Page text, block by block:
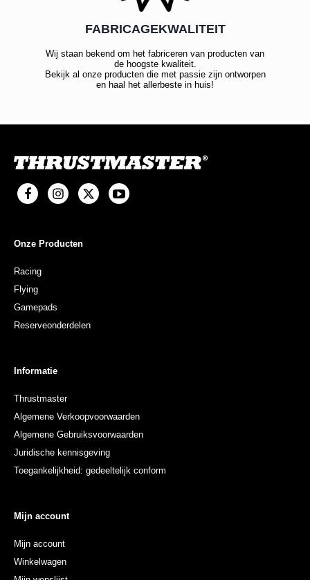
FABRICAGEKWALITEIT
Wij staan bekend om het fabriceren van producten van
de hoogste kwaliteit.
Bekijk al onze producten die met passie zijn ontworpen
en haal het allerbeste in huis!
Onze Producten
Racing
Flying
Gamepads
Reserveonderdelen
Informatie
Thrustmaster
Algemene Verkoopvoorwaarden
Algemene Gebruiksvoorwaarden
Juridische kennisgeving
Toegankelijkheid: gedeeltelijk conform
Mijn account
Mijn account
Winkelwagen